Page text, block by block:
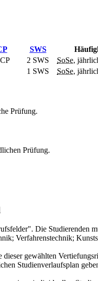
SWS
2 SWS SoSe,
1 SWS SoSe,
Prüfung.
Prüfung.
Die Studierenden
Verfahrenstechnik;
gewählten
Studienverlaufsplan